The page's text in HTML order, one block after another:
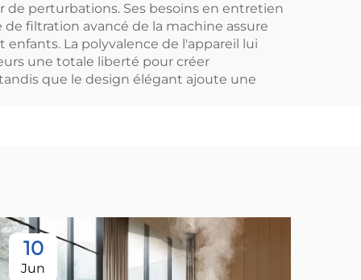
de perturbations. Ses besoins en entretien
filtration avancé de la machine assure
La polyvalence de l'appareil lui
une totale liberté pour créer
que le design élégant ajoute une
10
Jun